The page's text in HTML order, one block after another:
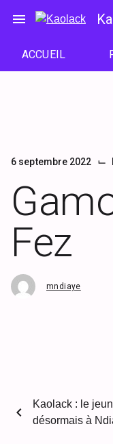
menu
ACCUEIL
6 septembre 2022 ⌙
Fez
mndiaye
chevron_left
Kaolack : le
désormais à